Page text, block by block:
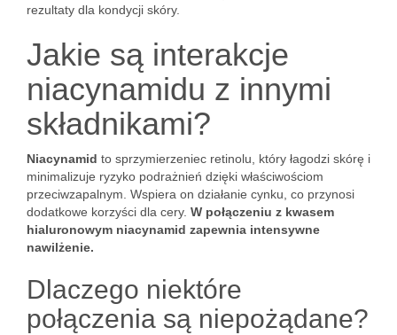
rezultaty dla kondycji skóry.
Jakie są interakcje
niacynamidu z innymi
składnikami?
Niacynamid to sprzymierzeniec retinolu, który łagodzi skórę i
minimalizuje ryzyko podrażnień dzięki właściwościom
przeciwzapalnym. Wspiera on działanie cynku, co przynosi
dodatkowe korzyści dla cery. W połączeniu z kwasem
hialuronowym niacynamid zapewnia intensywne
nawilżenie.
Dlaczego niektóre
połączenia są niepożądane?